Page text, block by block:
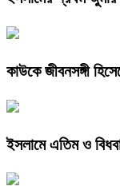
কাউকে জীবনসঙ্গী
ইসলামে এতিম ও